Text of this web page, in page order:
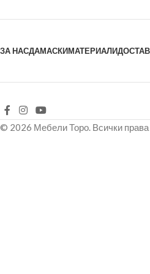
ЗА НАСДАМАСКИМАТЕРИАЛИ
© 2026 Мебели Торо. Всички права